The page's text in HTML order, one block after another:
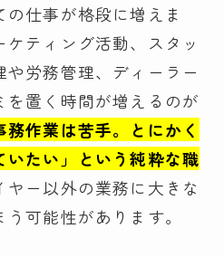
仕事が格段に増えま
ティング活動、スタッ
労務管理、ディーラー
を置く時間が増えるのが
務作業は苦手。とにかく
たい」という純粋な職
ヤー以外の業務に大きな
可能性があります。